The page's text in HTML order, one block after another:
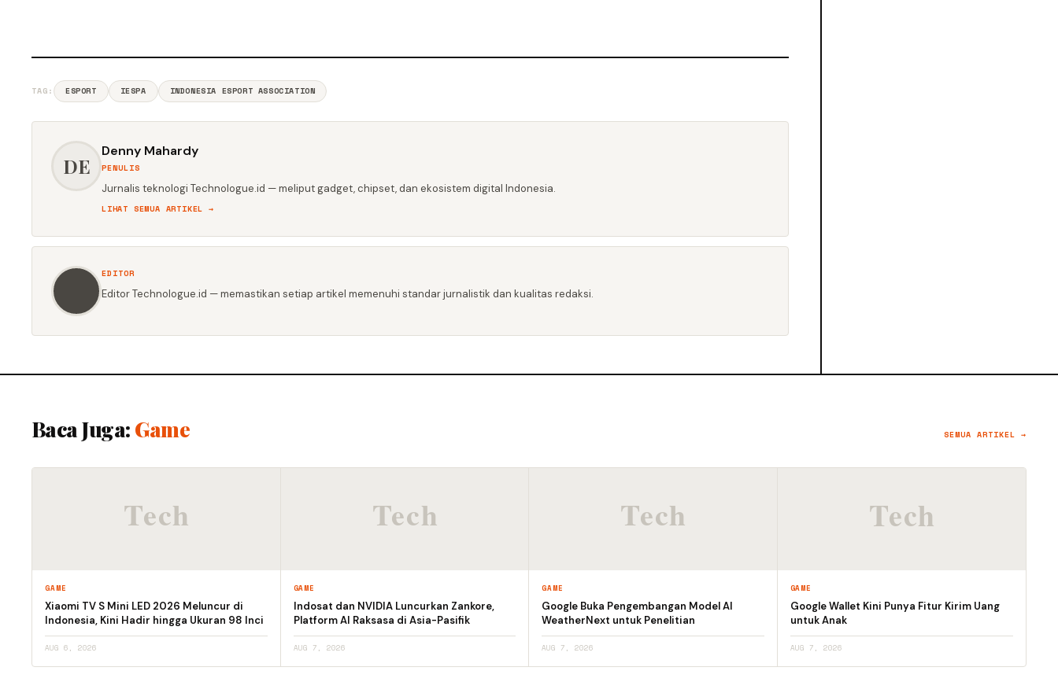
TAG: ESPORT IESPA INDONESIA ESPORT ASSOCIATION
DE
Denny Mahardy
PENULIS
Jurnalis teknologi Technologue.id — meliput gadget, chipset, dan ekosistem digital Indonesia.
LIHAT SEMUA ARTIKEL →
EDITOR
Editor Technologue.id — memastikan setiap artikel memenuhi standar jurnalistik dan kualitas redaksi.
Baca Juga: Game SEMUA ARTIKEL →
GAME
Xiaomi TV S Mini LED 2026 Meluncur di
Indonesia, Kini Hadir hingga Ukuran 98 Inci
AUG 6, 2026
GAME
Indosat dan NVIDIA Luncurkan Zankore,
Platform AI Raksasa di Asia-Pasifik
AUG 7, 2026
GAME
Google Buka Pengembangan Model AI
WeatherNext untuk Penelitian
AUG 7, 2026
GAME
Google Wallet Kini Punya Fitur Kirim Uang
untuk Anak
AUG 7, 2026